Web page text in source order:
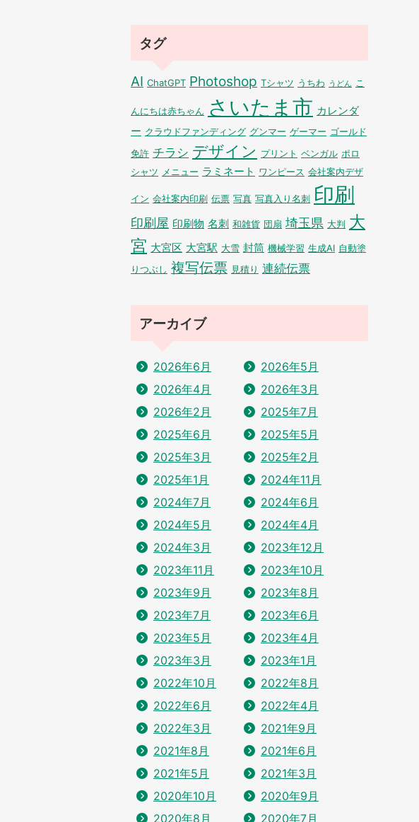
タグ
AI ChatGPT Photoshop Tシャツ うちわ うどん こ
んにちは赤ちゃん さいたま市 カレンダ
ー クラウドファンディング グンマー ゲーマー ゴールド
免許 チラシ デザイン プリント ベンガル ポロ
シャツ メニュー ラミネート ワンピース 会社案内デザ
イン 会社案内印刷 伝票 写真 写真入り名刺 印刷
印刷屋 印刷物 名刺 和雑貨 団扇 埼玉県 大判 大
宮 大宮区 大宮駅 大雪 封筒 機械学習 生成AI 自動塗
りつぶし 複写伝票 見積り 連続伝票
アーカイブ
2026年6月
2026年5月
2026年4月
2026年3月
2026年2月
2025年7月
2025年6月
2025年5月
2025年3月
2025年2月
2025年1月
2024年11月
2024年7月
2024年6月
2024年5月
2024年4月
2024年3月
2023年12月
2023年11月
2023年10月
2023年9月
2023年8月
2023年7月
2023年6月
2023年5月
2023年4月
2023年3月
2023年1月
2022年10月
2022年8月
2022年6月
2022年4月
2022年3月
2021年9月
2021年8月
2021年6月
2021年5月
2021年3月
2020年10月
2020年9月
2020年8月
2020年7月